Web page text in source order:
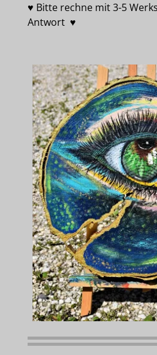
♥ Bitte rechne mit 3-5
Antwort ♥